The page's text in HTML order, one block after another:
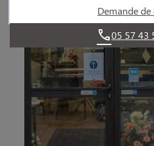
Demande de
05 57 43